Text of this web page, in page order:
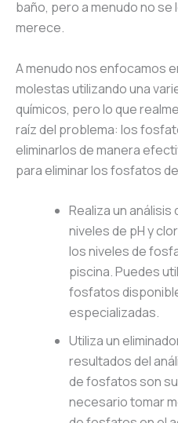
baño, pero a menudo no se
merece.
A menudo nos enfocamos
molestas utilizando una
químicos, pero lo que
raíz del problema: los
eliminarlos de manera
para eliminar los fosfatos
Realiza un análisis
niveles de pH y
los niveles de
piscina. Puedes
fosfatos
especializadas.
Utiliza un
resultados del
de fosfatos son
necesario tomar